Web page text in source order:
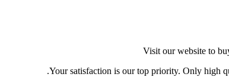
Visit our website to
Your satisfaction is our top priority. Only high